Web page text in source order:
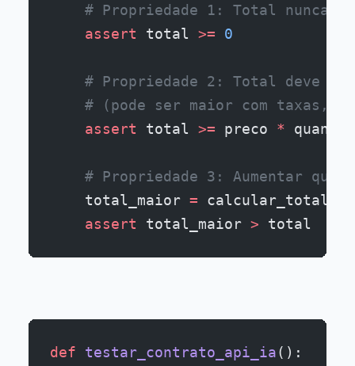
# Propriedade 1: Total nunca
    assert
total >= 0
# Propriedade 2: Total deve
# (pode ser maior com taxas,
    assert
total >= preco *
# Propriedade 3: Aumentar
    total_maior
=
    assert
total_maior > total
def testar_contrato_api_ia():